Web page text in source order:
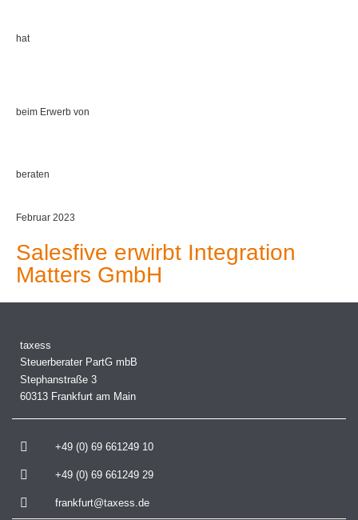
hat
beim Erwerb von
beraten
Februar 2023
Salesfive erwirbt Integration
Matters GmbH
taxess
Steuerberater PartG mbB
Stephanstraße 3
60313 Frankfurt am Main
+49 (0) 69 661249 10
+49 (0) 69 661249 29
frankfurt@taxess.de